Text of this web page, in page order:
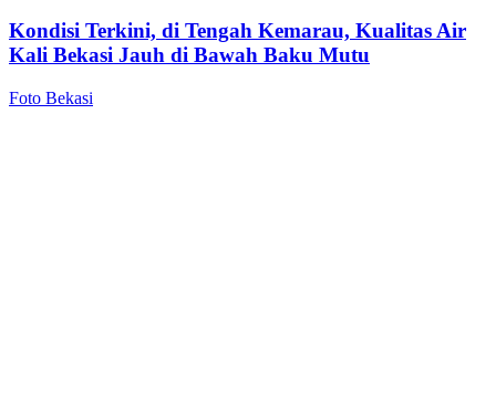
Kondisi Terkini, di Tengah Kemarau, Kualitas Air
Kali Bekasi Jauh di Bawah Baku Mutu
Foto Bekasi